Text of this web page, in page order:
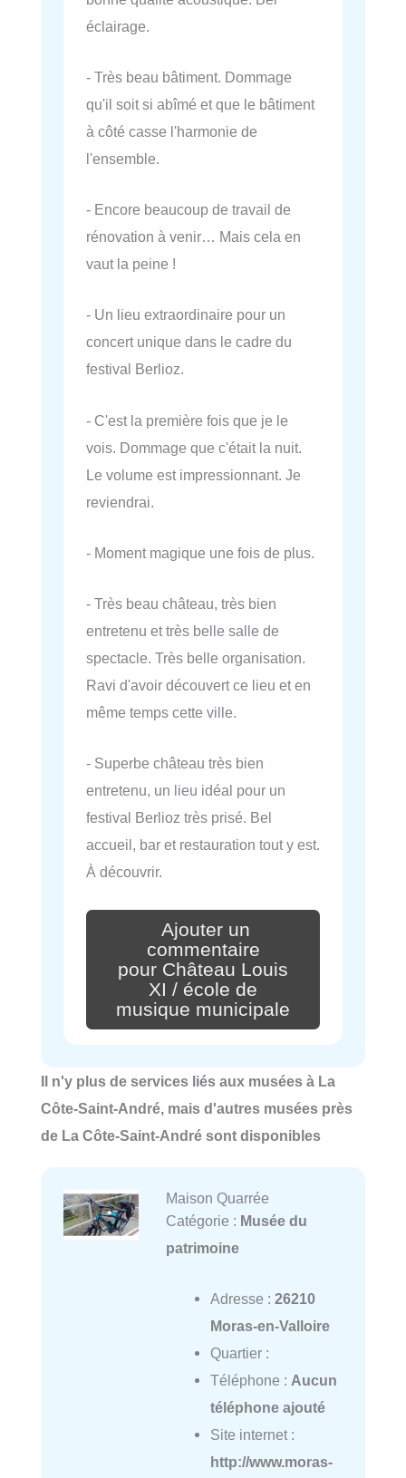
éclairage.
- Très beau bâtiment. Dommage
qu'il soit si abîmé et que le bâtiment
à côté casse l'harmonie de
l'ensemble.
- Encore beaucoup de travail de
rénovation à venir… Mais cela en
vaut la peine !
- Un lieu extraordinaire pour un
concert unique dans le cadre du
festival Berlioz.
- C'est la première fois que je le
vois. Dommage que c'était la nuit.
Le volume est impressionnant. Je
reviendrai.
- Moment magique une fois de plus.
- Très beau château, très bien
entretenu et très belle salle de
spectacle. Très belle organisation.
Ravi d'avoir découvert ce lieu et en
même temps cette ville.
- Superbe château très bien
entretenu, un lieu idéal pour un
festival Berlioz très prisé. Bel
accueil, bar et restauration tout y est.
À découvrir.
Ajouter un
commentaire
pour Château Louis
XI / école de
musique municipale
Il n'y plus de services liés aux musées à La
Côte-Saint-André, mais d'autres musées près
de La Côte-Saint-André sont disponibles
Maison Quarrée
Catégorie : Musée du
patrimoine
Adresse : 26210
Moras-en-Valloire
Quartier :
Téléphone : Aucun
téléphone ajouté
Site internet :
http://www.moras-